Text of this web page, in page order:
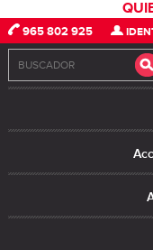
965 802 925